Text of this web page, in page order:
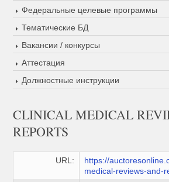
Федеральные целевые программы
Тематические БД
Вакансии / конкурсы
Аттестация
Должностные инструкции
CLINICAL MEDICAL
REPORTS
URL:
https://
medical-reviews-and-